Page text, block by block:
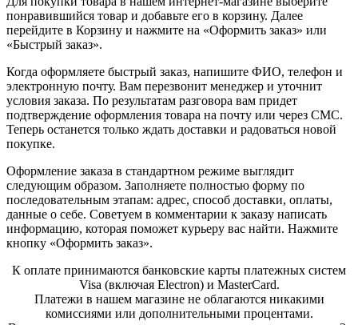
понравившийся товар и добавьте его в корзину. Далее
перейдите в Корзину и нажмите на «Оформить заказ» или
«Быстрый заказ».
Когда оформляете быстрый заказ, напишите ФИО, телефон и
электронную почту. Вам перезвонит менеджер и уточнит
условия заказа. По результатам разговора вам придет
подтверждение оформления товара на почту или через СМС.
Теперь останется только ждать доставки и радоваться новой
покупке.
Оформление заказа в стандартном режиме выглядит
следующим образом. Заполняете полностью форму по
последовательным этапам: адрес, способ доставки, оплаты,
данные о себе. Советуем в комментарии к заказу написать
информацию, которая поможет курьеру вас найти. Нажмите
кнопку «Оформить заказ».
К оплате принимаются банковские карты платежных систем
Visa (включая Electron) и MasterCard.
Платежи в нашем магазине не облагаются никакими
комиссиями или дополнительными процентами.